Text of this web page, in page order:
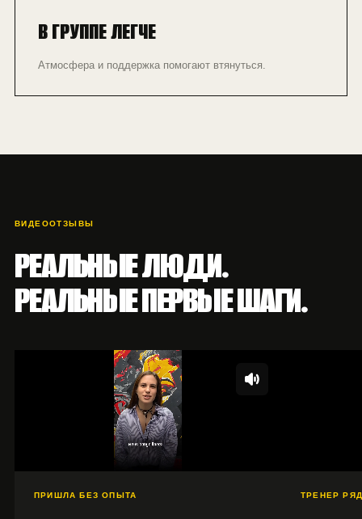
В ГРУППЕ ЛЕГЧЕ
Атмосфера и поддержка помогают втянуться.
ВИДЕООТЗЫВЫ
РЕАЛЬНЫЕ ЛЮДИ.
РЕАЛЬНЫЕ ПЕРВЫЕ ШАГИ.
ПРИШЛА БЕЗ ОПЫТА ТРЕНЕР